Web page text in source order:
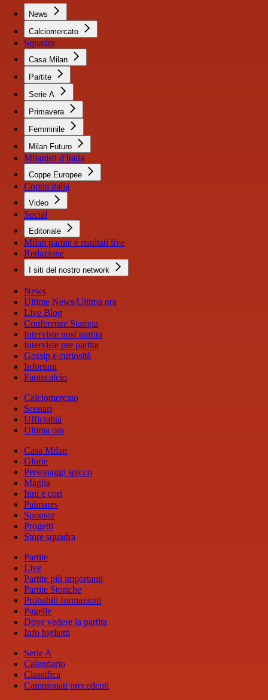
News
Calciomercato
Squadra
Casa Milan
Partite
Serie A
Primavera
Femminile
Milan Futuro
Milanisti d'Italia
Coppe Europee
Coppa italia
Video
Social
Editoriale
Milan partite e risultati live
Redazione
I siti del nostro network
News
Ultime News/Ultima ora
Live Blog
Conferenze Stampa
Interviste post partita
Interviste pre partita
Gossip e curiosità
Infortuni
Fantacalcio
Calciomercato
Scenari
Ufficialità
Ultima ora
Casa Milan
Glorie
Personaggi spicco
Maglia
Inni e cori
Palmares
Sponsor
Progetti
Store squadra
Partite
Live
Partite più importanti
Partite Storiche
Probabili formazioni
Pagelle
Dove vedere la partita
Info biglietti
Serie A
Calendario
Classifica
Campionati precedenti